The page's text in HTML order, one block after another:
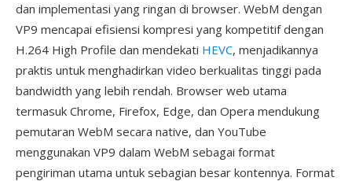
dan implementasi yang ringan di browser. WebM dengan
VP9 mencapai efisiensi kompresi yang kompetitif dengan
H.264 High Profile dan mendekati HEVC, menjadikannya
praktis untuk menghadirkan video berkualitas tinggi pada
bandwidth yang lebih rendah. Browser web utama
termasuk Chrome, Firefox, Edge, dan Opera mendukung
pemutaran WebM secara native, dan YouTube
menggunakan VP9 dalam WebM sebagai format
pengiriman utama untuk sebagian besar kontennya. Format